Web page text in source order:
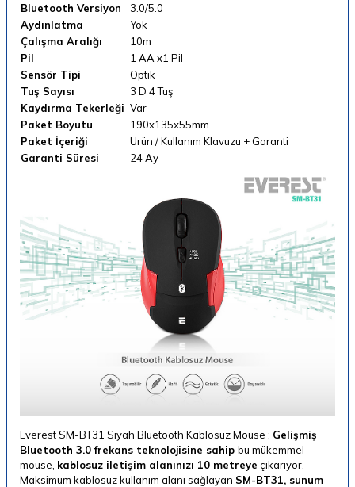
Bluetooth Versiyon
3.0/5.0
Aydınlatma
Yok
Çalışma Aralığı
10m
Pil
1 AA x1 Pil
Sensör Tipi
Optik
Tuş Sayısı
3 D 4 Tuş
Kaydırma Tekerleği Var
Paket Boyutu
190x135x55mm
Paket İçeriği
Ürün / Kullanım Klavuzu + Garanti
Garanti Süresi
24 Ay
Everest SM-BT31 Siyah Bluetooth Kablosuz Mouse ; Gelişmiş
Bluetooth 3.0 frekans teknolojisine sahip bu mükemmel
mouse, kablosuz iletişim alanınızı 10 metreye çıkarıyor.
Maksimum kablosuz kullanım alanı sağlayan SM-BT31, sunum